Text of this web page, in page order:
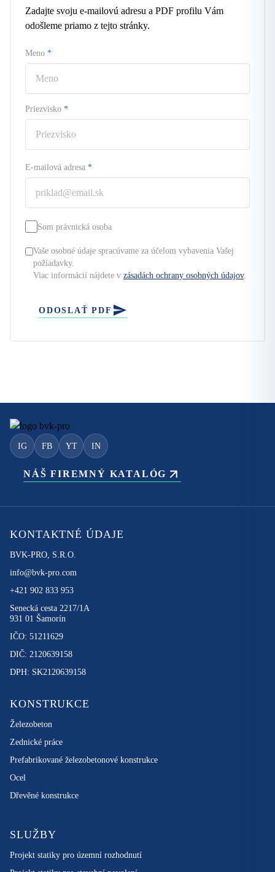
Zadajte svoju e-mailovú adresu a PDF profilu Vám
odošleme priamo z tejto stránky.
Meno *
Priezvisko *
E-mailová adresa *
Som právnická osoba
Vaše osobné údaje spracúvame za účelom vybavenia Vašej
požiadavky.
Viac informácií nájdete v zásadách ochrany osobných údajov.
ODOSLAŤ PDF
IG FB YT IN
NÁŠ FIREMNÝ KATALÓG
KONTAKTNÉ ÚDAJE
BVK-PRO, S.R.O.
info@bvk-pro.com
+421 902 833 953
Senecká cesta 2217/1A
931 01 Šamorín
IČO: 51211629
DIČ: 2120639158
DPH: SK2120639158
KONSTRUKCE
Železobeton
Zednické práce
Prefabrikované železobetonové konstrukce
Ocel
Dřevěné konstrukce
SLUŽBY
Projekt statiky pro územní rozhodnutí